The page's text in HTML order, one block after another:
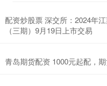
配资炒股票 深交所：2024年
（三期）9月19日上市交易
青岛期货配资 1000元起配，